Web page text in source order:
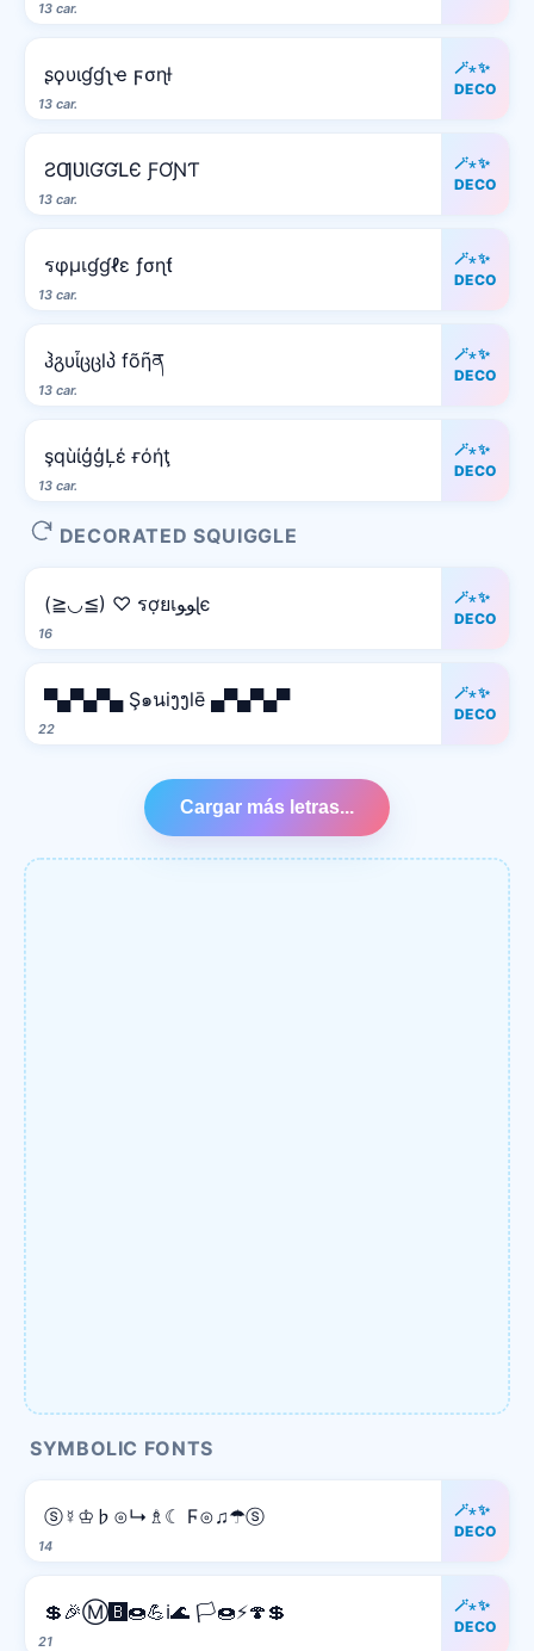
13 car.
13 car.
ʂϙυιɠɠʅҽ ϝσɳƚ
🪄⋆✨
DECO
13 car.
ƧƢƲƖƓƓԼЄ ƑƠƝƬ
🪄⋆✨
DECO
13 car.
รφµเɠɠℓε ƒσɳƭ
🪄⋆✨
DECO
13 car.
ჰგυἶცცlპ fõῆན
🪄⋆✨
DECO
13 car.
şqùίģģĻέ ғόήţ
🪄⋆✨
DECO
DECORATED SQUIGGLE
16
(≧◡≦) ♡ รợยเﻮﻮɭє
🪄⋆✨
DECO
22
▀▄▀▄▀▄ Ş๑นiງງlē ▄▀▄▀▄▀
🪄⋆✨
DECO
Cargar más letras...
SYMBOLIC FONTS
14
ⓢ☿♔♭⊙↳♗☾ Ϝ⊙♫☂ⓢ
🪄⋆✨
DECO
21
💲🎉Ⓜ️🅱️🍩💪ℹ️🌊 🏳️🍩⚡️🍄💲
🪄⋆✨
DECO